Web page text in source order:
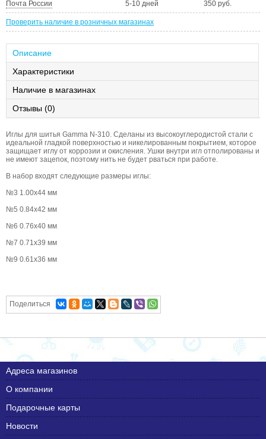
Почта России 5-10 дней 350 руб.
Проверить наличие в розничных магазинах
Описание
Характеристики
Наличие в магазинах
Отзывы (0)
Иглы для шитья Gamma N-310. Сделаны из высокоуглеродистой стали с
идеальной гладкой поверхностью и никелированным покрытием, которое
защищает иглу от коррозии и окисления. Ушки внутри игл отполированы и
не имеют зацепок, поэтому нить не будет рваться при работе.
В набор входят следующие размеры иглы:
№3 1.00х44 мм
№5 0.84х42 мм
№6 0.76х40 мм
№7 0.71х39 мм
№9 0.61х36 мм
Поделиться
Адреса магазинов
О компании
Подарочные карты
Новости